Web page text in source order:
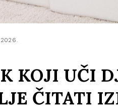
KOJI UČI
ČITATI